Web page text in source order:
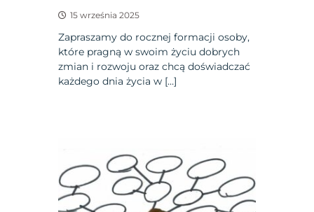
15 września 2025
Zapraszamy do rocznej formacji osoby,
które pragną w swoim życiu dobrych
zmian i rozwoju oraz chcą doświadczać
każdego dnia życia w […]